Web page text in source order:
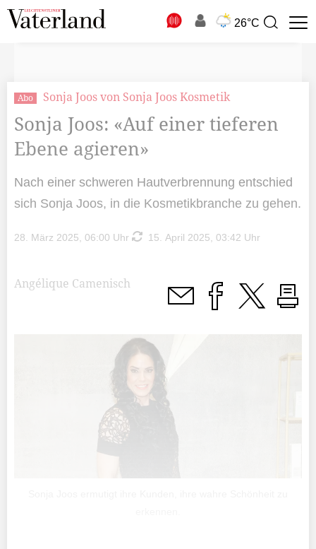
26°C
Suchbegriff
Abo Sonja Joos von Sonja Joos Kosmetik
Sonja Joos: «Auf einer tieferen
Ebene agieren»
Nach einer schweren Hautverbrennung entschied
sich Sonja Joos, in die Kosmetikbranche zu gehen.
28. März 2025, 06:00 Uhr 15. April 2025, 03:42 Uhr
Angélique Camenisch